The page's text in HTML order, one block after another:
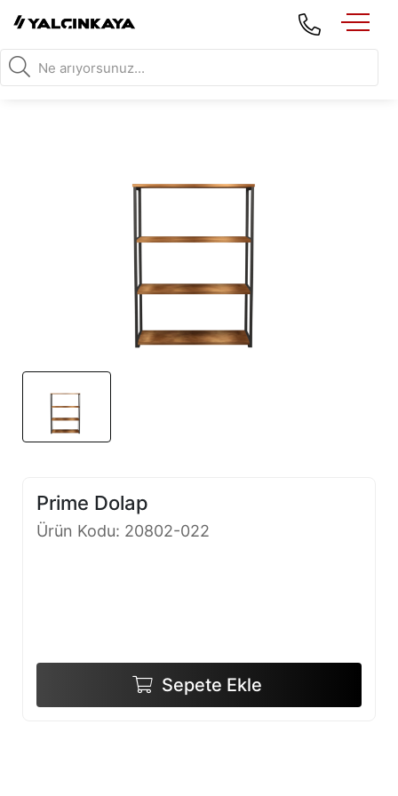
Prime Dolap
Ürün Kodu: 20802-022
Sepete Ekle